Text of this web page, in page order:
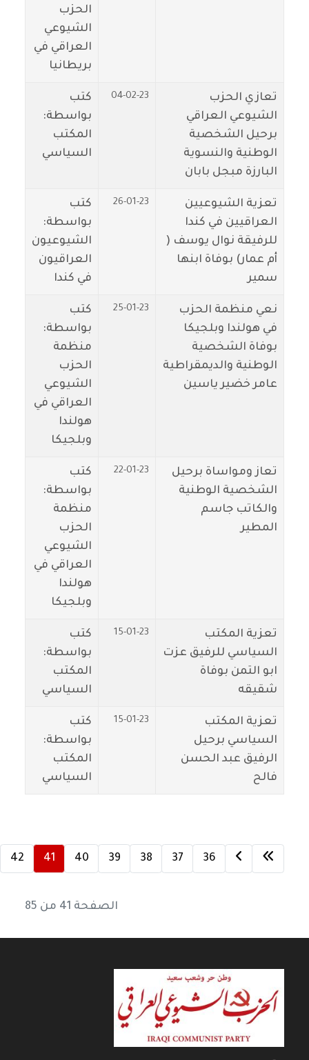
الحزب
الشيوعي
العراقي في
بريطانيا
تعازي الحزب
الشيوعي العراقي
برحيل الشخصية
الوطنية والنسوية
البارزة مبجل بابان
04-02-23
كتب
بواسطة:
المكتب
السياسي
تعزية الشيوعيين
العراقيين في كندا
للرفيقة نوال يوسف (
أم عمار) بوفاة ابنها
سمير
26-01-23
كتب
بواسطة:
الشيوعيون
العراقيون
في كندا
نعي منظمة الحزب
في هولندا وبلجيكا
بوفاة الشخصية
الوطنية والديمقراطية
عامر خضير ياسين
25-01-23
كتب
بواسطة:
منظمة
الحزب
الشيوعي
العراقي في
هولندا
وبلجيكا
تعاز ومواساة برحيل
الشخصية الوطنية
والكاتب جاسم
المطير
22-01-23
كتب
بواسطة:
منظمة
الحزب
الشيوعي
العراقي في
هولندا
وبلجيكا
تعزية المكتب
السياسي للرفيق عزت
ابو التمن بوفاة
شقيقه
15-01-23
كتب
بواسطة:
المكتب
السياسي
تعزية المكتب
السياسي برحيل
الرفيق عبد الحسن
فالح
15-01-23
كتب
بواسطة:
المكتب
السياسي
36
37
38
39
40
41
42
الصفحة 41 من 85